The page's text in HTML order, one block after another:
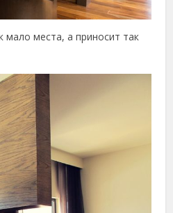
мало места, а приносит так